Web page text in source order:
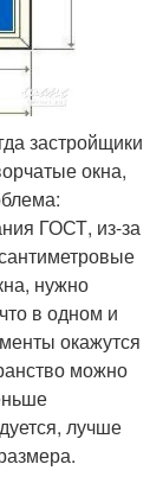
застройщики
окна,
ГОСТ, из-за
нужно
в одном и
окажутся
можно
лучше